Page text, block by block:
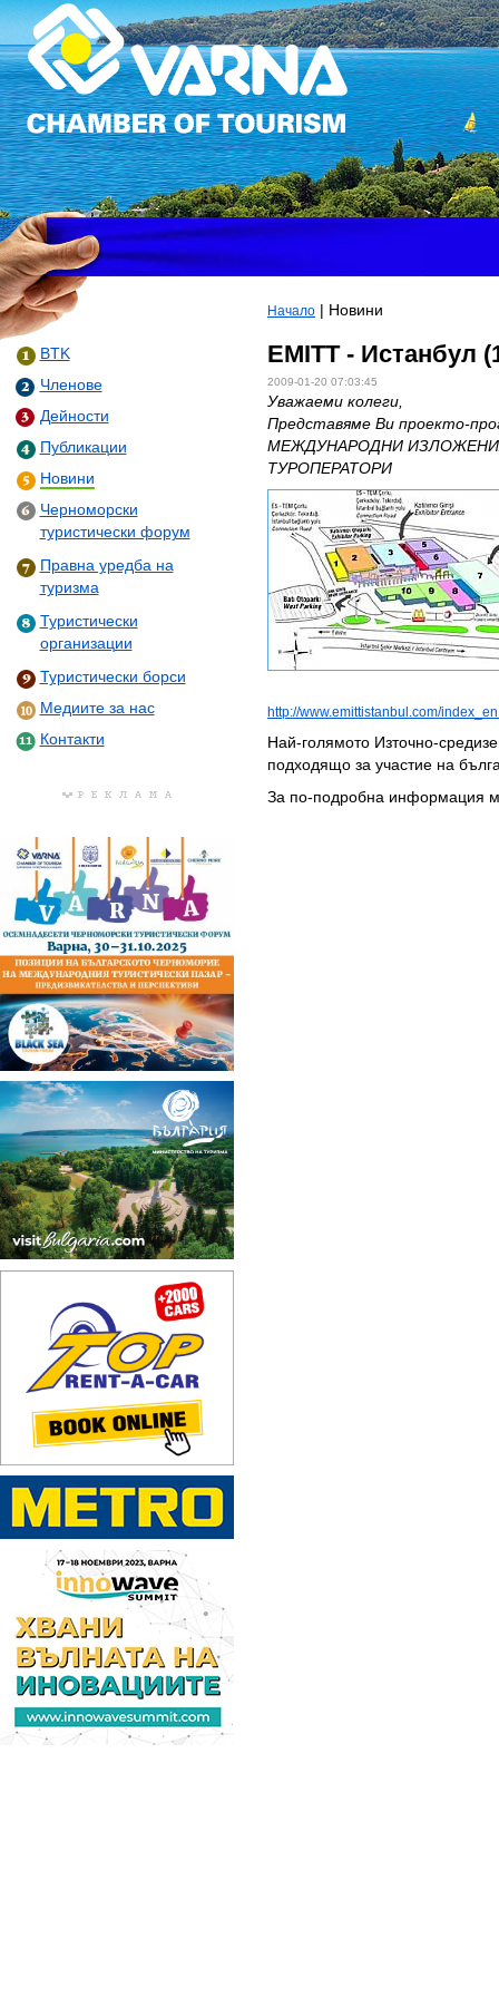
BTK
Членове
Дейности
Публикации
Новини
Черноморски
туристически форум
Правна уредба на
туризма
Туристически
организации
Туристически борси
Медиите за нас
Контакти
Начало | Новини
EMITT - Истанбул
2009-01-20 07:03:45
Уважаеми колеги,
Представяме Ви проекто-
МЕЖДУНАРОДНИ
ТУРОПЕРАТОРИ
http://www.emittistanbul.com/
Най-голямото Източно-
подходящо за участие на
За по-подробна информация